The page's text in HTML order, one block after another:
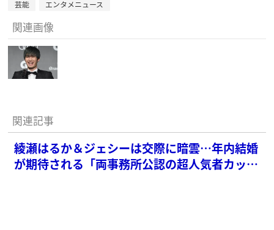
芸能 エンタメニュース
関連画像
関連記事
綾瀬はるか＆ジェシーは交際に暗雲…年内結婚
が期待される「両事務所公認の超人気者カップ